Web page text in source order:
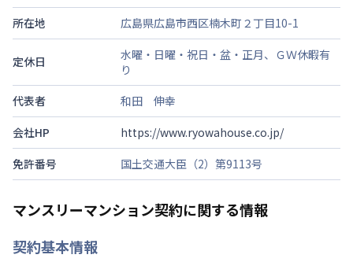
所在地
広島県広島市西区楠木町２丁目10-1
定休日
水曜・日曜・祝日・盆・正月、ＧＷ休暇有
り
代表者
和田 伸幸
会社HP
https://www.ryowahouse.co.jp/
免許番号
国土交通大臣（2）第9113号
マンスリーマンション契約に関する情報
契約基本情報